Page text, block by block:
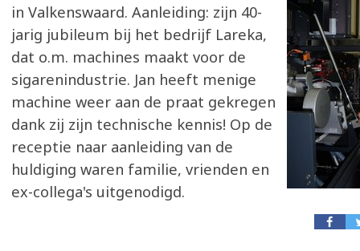
in Valkenswaard. Aanleiding: zijn 40-
jarig jubileum bij het bedrijf Lareka,
dat o.m. machines maakt voor de
sigarenindustrie. Jan heeft menige
machine weer aan de praat gekregen
dank zij zijn technische kennis! Op de
receptie naar aanleiding van de
huldiging waren familie, vrienden en
ex-collega's uitgenodigd.